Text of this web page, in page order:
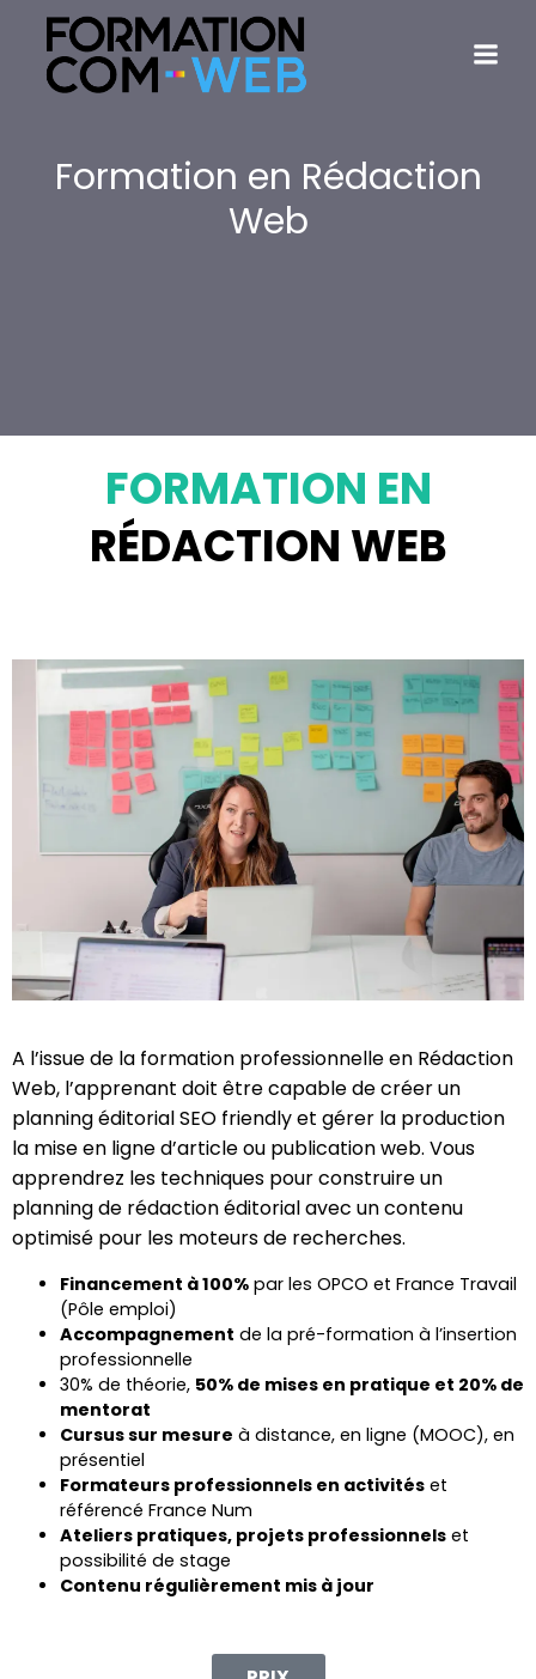
Formation en Rédaction
Web
FORMATION EN
RÉDACTION WEB
A l’issue de la formation professionnelle en Rédaction
Web, l’apprenant doit être capable de créer un
planning éditorial SEO friendly et gérer la production
la mise en ligne d’article ou publication web. Vous
apprendrez les techniques pour construire un
planning de rédaction éditorial avec un contenu
optimisé pour les moteurs de recherches.
Financement à 100% par les OPCO et France Travail
(Pôle emploi)
Accompagnement de la pré-formation à l’insertion
professionnelle
30% de théorie, 50% de mises en pratique et 20% de
mentorat
Cursus sur mesure à distance, en ligne (MOOC), en
présentiel
Formateurs professionnels en activités et
référencé France Num
Ateliers pratiques, projets professionnels et
possibilité de stage
Contenu régulièrement mis à jour